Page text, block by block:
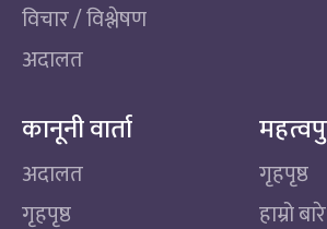
विचार / विश्लेषण
अदालत
कानूनी वार्ता
अदालत
गृहपृष्ठ
गृहपृष्ठ
हाम्रो बारे